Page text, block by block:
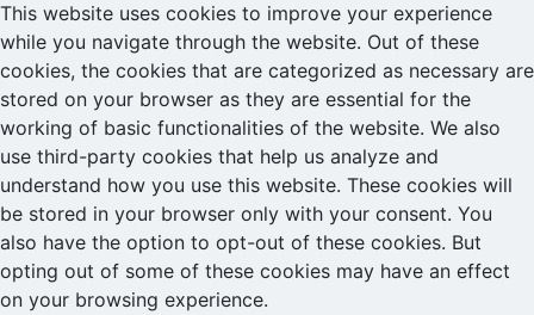
This website uses cookies to improve your experience
while you navigate through the website. Out of these
cookies, the cookies that are categorized as necessary are
stored on your browser as they are essential for the
working of basic functionalities of the website. We also
use third-party cookies that help us analyze and
understand how you use this website. These cookies will
be stored in your browser only with your consent. You
also have the option to opt-out of these cookies. But
opting out of some of these cookies may have an effect
on your browsing experience.